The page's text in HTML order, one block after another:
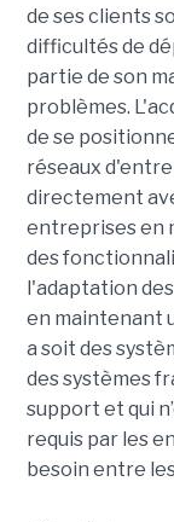
de ses clients
difficultés de
partie de son
problèmes.
de se
réseaux
directement
entreprises en
des
l'adaptation
en maintenant
a soit des
des systèmes
support et qui
requis par les
besoin entre